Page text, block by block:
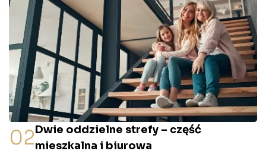
02Dwie oddzielne strefy – część
mieszkalna i biurowa